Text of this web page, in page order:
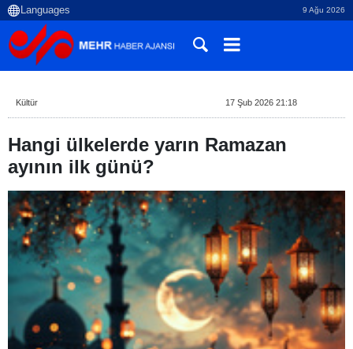
9 Ağu 2026
Kültür 17 Şub 2026 21:18
Hangi ülkelerde yarın Ramazan
ayının ilk günü?